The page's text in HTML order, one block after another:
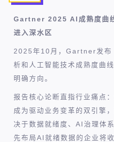
Gartner 2025 AI成熟度曲
进入深水区
2025年10月，Gartner发布
析和人工智能技术成熟度曲
明确方向。
报告核心论断直指行业痛点
成为驱动业务变革的双引擎
决于数据就绪度、AI治理体
先布局AI就绪数据的企业将